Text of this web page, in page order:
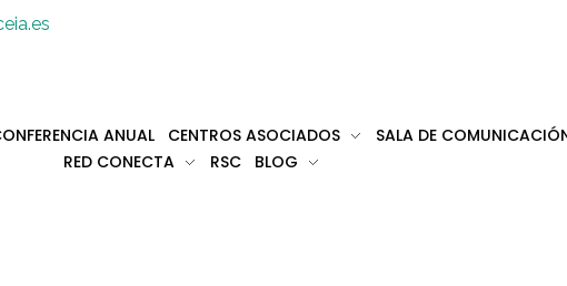
ANUAL CENTROS ASOCIADOS
SALA DE
RED CONECTA
RSC BLOG